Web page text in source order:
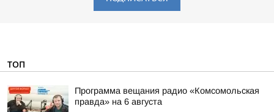
ТОП
Программа вещания радио «Комсомольская
правда» на 6 августа